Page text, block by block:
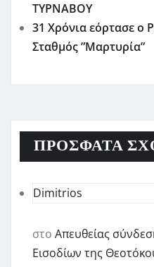
ΤΥΡΝΑΒΟΥ
31 Χρόνια εόρτασε ο
Σταθμός ”Μαρτυρία”
ΠΡΌΣΦΑΤΑ
Dimitrios
στο Απευθείας
Εισοδίων της